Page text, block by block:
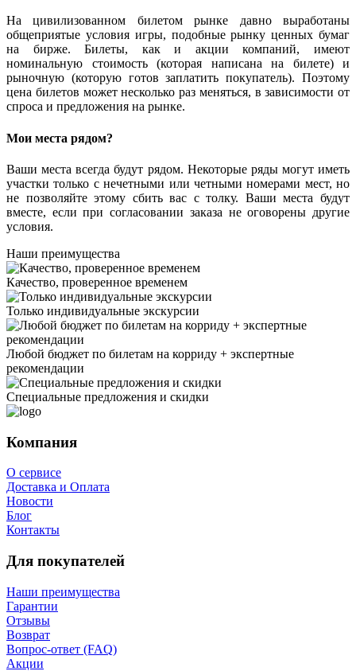
На цивилизованном билетом рынке давно выработаны
общеприятые условия игры, подобные рынку ценных бумаг
на бирже. Билеты, как и акции компаний, имеют
номинальную стоимость (которая написана на билете) и
рыночную (которую готов заплатить покупатель). Поэтому
цена билетов может несколько раз меняться, в зависимости от
спроса и предложения на рынке.
Мои места рядом?
Ваши места всегда будут рядом. Некоторые ряды могут иметь
участки только с нечетными или четными номерами мест, но
не позволяйте этому сбить вас с толку. Ваши места будут
вместе, если при согласовании заказа не оговорены другие
условия.
Наши преимущества
Качество, проверенное временем
Только индивидуальные экскурсии
Любой бюджет по билетам на корриду + экспертные
рекомендации
Специальные предложения и скидки
Компания
О сервисе
Доставка и Оплата
Новости
Блог
Контакты
Для покупателей
Наши преимущества
Гарантии
Отзывы
Возврат
Вопрос-ответ (FAQ)
Акции